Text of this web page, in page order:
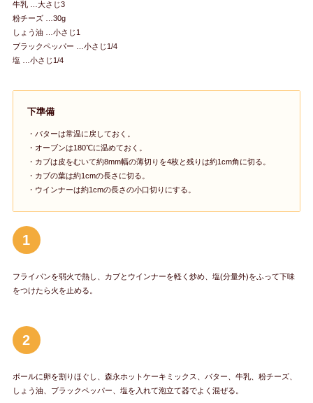
牛乳 …大さじ3
粉チーズ …30g
しょう油 …小さじ1
ブラックペッパー …小さじ1/4
塩 …小さじ1/4
下準備
・バターは常温に戻しておく。
・オーブンは180℃に温めておく。
・カブは皮をむいて約8mm幅の薄切りを4枚と残りは約1cm角に切る。
・カブの葉は約1cmの長さに切る。
・ウインナーは約1cmの長さの小口切りにする。
1
フライパンを弱火で熱し、カブとウインナーを軽く炒め、塩(分量外)をふって下味
をつけたら火を止める。
2
ボールに卵を割りほぐし、森永ホットケーキミックス、バター、牛乳、粉チーズ、
しょう油、ブラックペッパー、塩を入れて泡立て器でよく混ぜる。